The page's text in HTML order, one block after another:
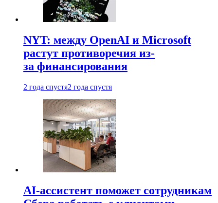
NYT: между OpenAI и Microsoft
растут противоречия из-
за финансирования
2 года спустя2 года спустя
AI-ассистент поможет сотрудникам